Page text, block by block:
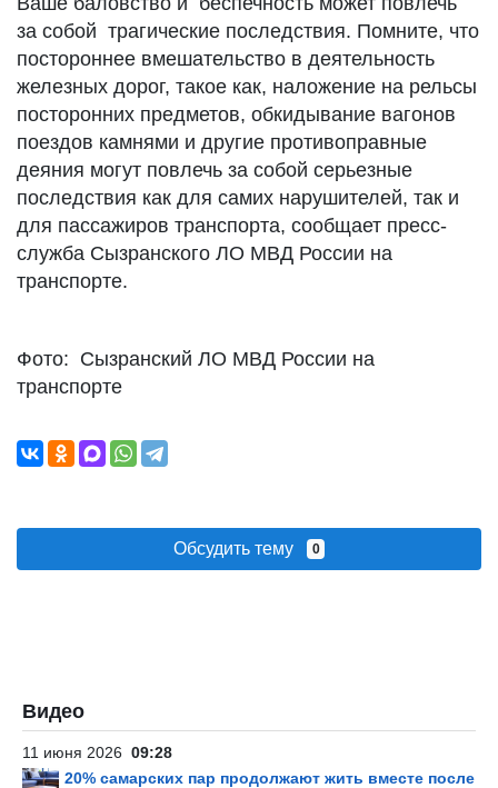
за собой трагические последствия. Помните, что
постороннее вмешательство в деятельность
железных дорог, такое как, наложение на рельсы
посторонних предметов, обкидывание вагонов
поездов камнями и другие противоправные
деяния могут повлечь за собой серьезные
последствия как для самих нарушителей, так и
для пассажиров транспорта, сообщает пресс-
служба Сызранского ЛО МВД России на
транспорте.
Фото: Сызранский ЛО МВД России на
транспорте
Обсудить тему 0
Видео
11 июня 2026 09:28
20% самарских пар продолжают жить вместе после